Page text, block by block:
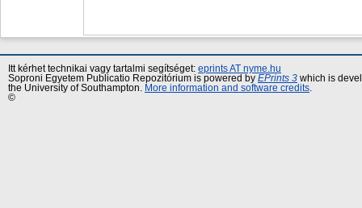
Itt kérhet technikai vagy tartalmi segítséget: eprints AT nyme.hu
Soproni Egyetem Publicatio Repozitórium is powered by EPrints 3 which is
the University of Southampton.
More information and software credits
©